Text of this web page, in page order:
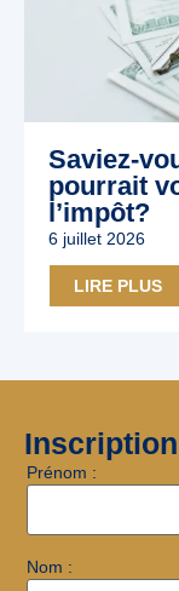
Saviez-
pourrait
l’impôt?
6 juillet 2026
LIRE PLUS
Prénom :
Nom :